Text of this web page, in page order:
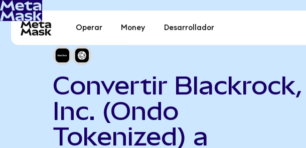
Operar Money Desarrollador
Convertir Blackrock,
Inc. (Ondo
Tokenized) a